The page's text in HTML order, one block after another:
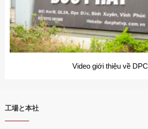
Video giới thiệu về DPC
工場と本社